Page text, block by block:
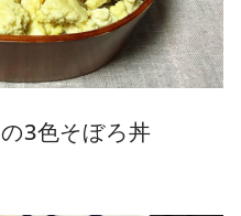
3色そぼろ丼